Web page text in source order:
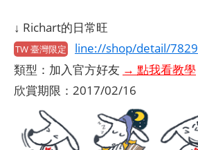
↓ Richart的日常旺
TW 臺灣限定 line://shop/detail/7829
類型：加入官方好友 → 點我看教學
欣賞期限：2017/02/16